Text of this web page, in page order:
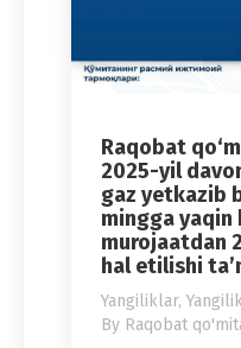
Raqobat
2025-yil
gaz yetkazib
mingga
murojaatdan
hal etilishi
Yangiliklar,
By Raqobat